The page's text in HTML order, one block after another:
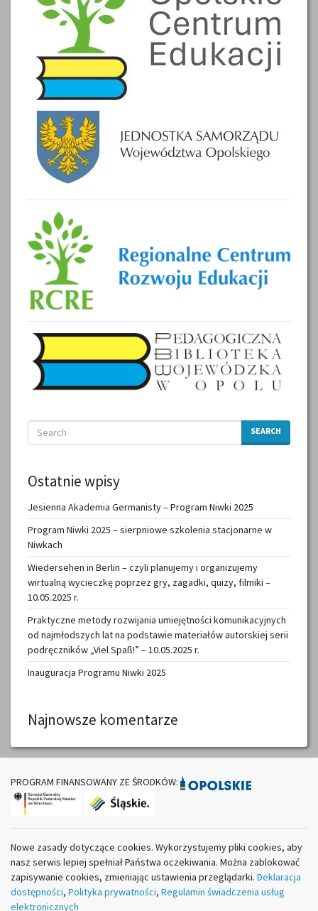
SEARCH
Ostatnie wpisy
Jesienna Akademia Germanisty – Program Niwki 2025
Program Niwki 2025 – sierpniowe szkolenia stacjonarne w
Niwkach
Wiedersehen in Berlin – czyli planujemy i organizujemy
wirtualną wycieczkę poprzez gry, zagadki, quizy, filmiki –
10.05.2025 r.
Praktyczne metody rozwijania umiejętności komunikacyjnych
od najmłodszych lat na podstawie materiałów autorskiej serii
podręczników „Viel Spaß!” – 10.05.2025 r.
Inauguracja Programu Niwki 2025
Najnowsze komentarze
PROGRAM FINANSOWANY ZE ŚRODKÓW:
Nowe zasady dotyczące cookies. Wykorzystujemy pliki cookies, aby
nasz serwis lepiej spełniał Państwa oczekiwania. Można zablokować
zapisywanie cookies, zmieniając ustawienia przeglądarki. Deklaracja
dostępności, Polityka prywatności, Regulamin świadczenia usług
elektronicznych